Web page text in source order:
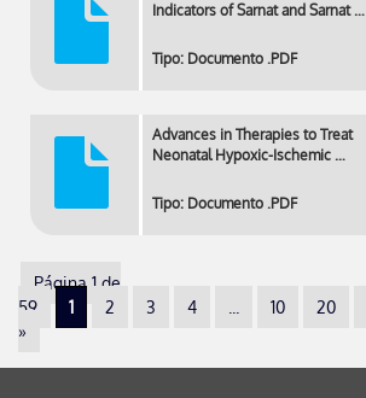
Indicators of Sarnat and Sarnat …
Tipo: Documento .PDF
Advances in Therapies to Treat
Neonatal Hypoxic-Ischemic …
Tipo: Documento .PDF
Página 1 de
59
1 2 3 4 10 20
»